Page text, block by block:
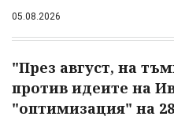
05.08.2026
"През август, на
против идеите на
"оптимизация" на